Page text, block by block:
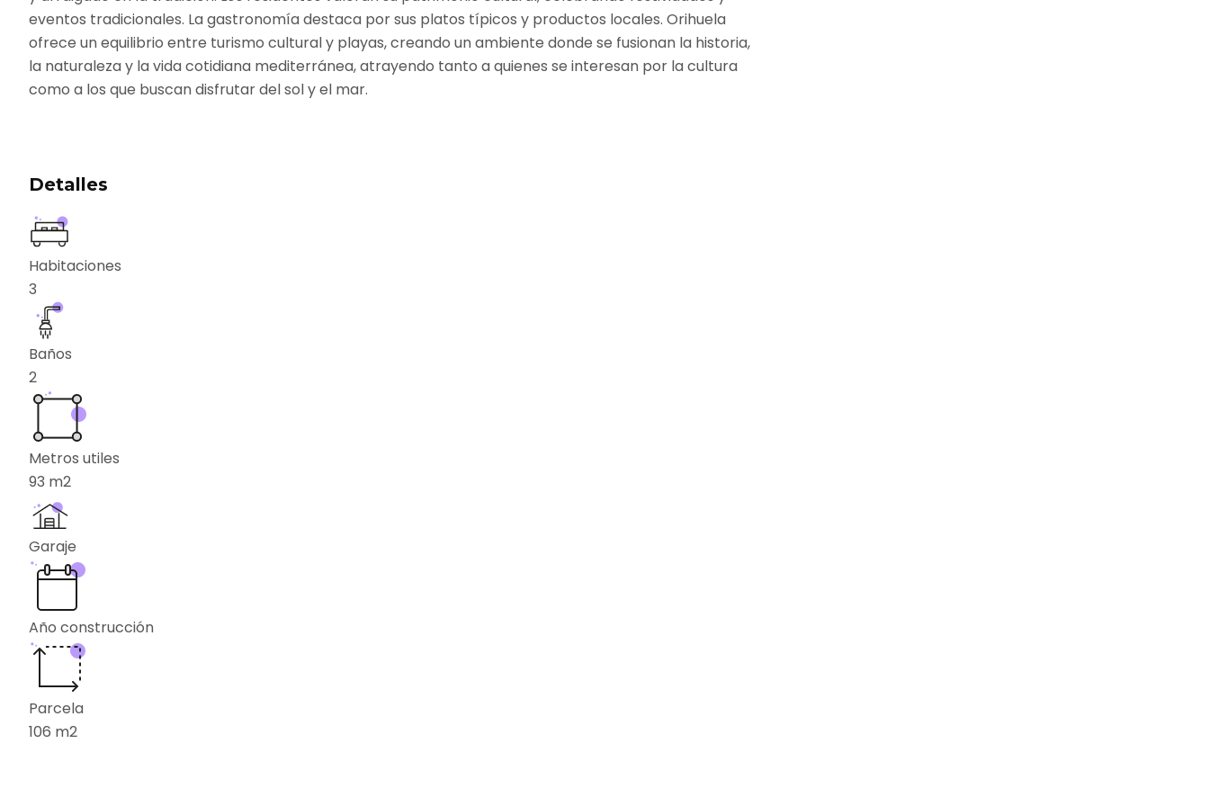
eventos tradicionales. La gastronomía destaca por sus platos típicos y productos locales. Orihuela
ofrece un equilibrio entre turismo cultural y playas, creando un ambiente donde se fusionan la historia,
la naturaleza y la vida cotidiana mediterránea, atrayendo tanto a quienes se interesan por la cultura
como a los que buscan disfrutar del sol y el mar.
Detalles
Habitaciones
3
Baños
2
Metros utiles
93 m2
Garaje
Año construcción
Parcela
106 m2